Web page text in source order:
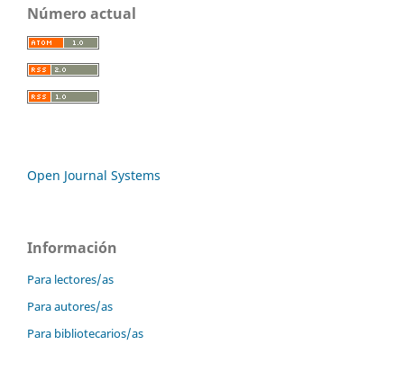
Número actual
Open Journal Systems
Información
Para lectores/as
Para autores/as
Para bibliotecarios/as